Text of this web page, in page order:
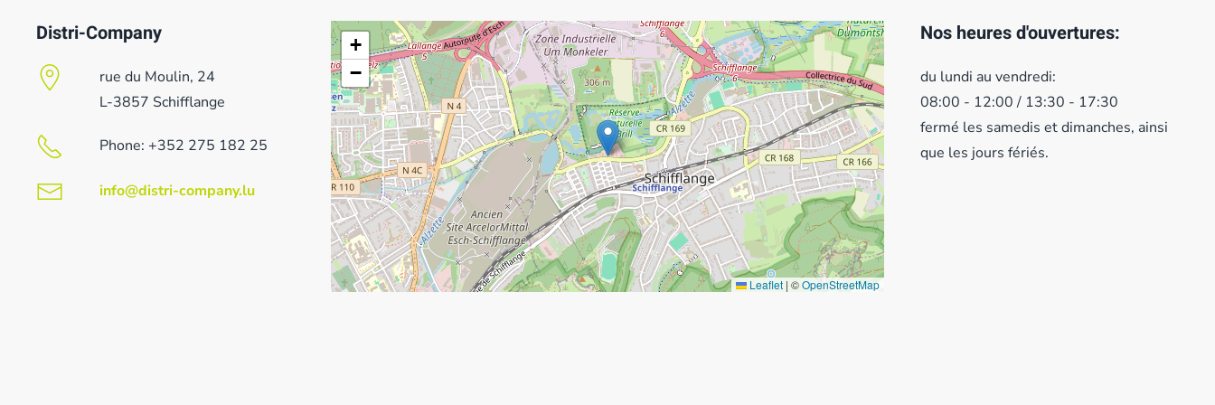
Distri-Company
rue du Moulin, 24
L-3857 Schifflange
Phone: +352 275 182 25
info@distri-company.lu
+
−
Leaflet | ©OpenStreetMap
Nos heures d'ouvertures:
du lundi au vendredi:
08:00 - 12:00 / 13:30 - 17:30
fermé les samedis et dimanches, ainsi
que les jours fériés.